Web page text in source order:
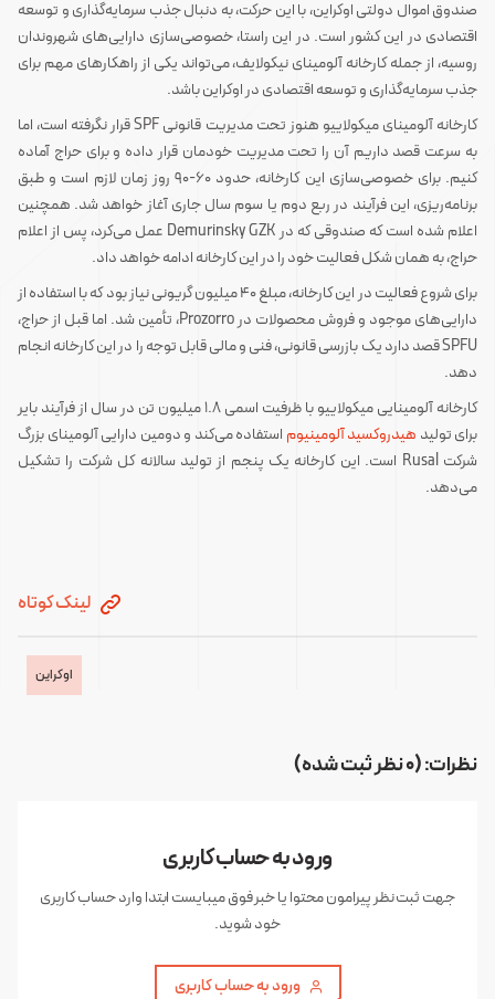
صندوق اموال دولتی اوکراین، با این حرکت، به دنبال جذب سرمایه‌گذاری و توسعه
اقتصادی در این کشور است. در این راستا، خصوصی‌سازی دارایی‌های شهروندان
روسیه، از جمله کارخانه آلومینای نیکولایف، می‌تواند یکی از راهکارهای مهم برای
جذب سرمایه‌گذاری و توسعه اقتصادی در اوکراین باشد.
کارخانه آلومینای میکولاییو هنوز تحت مدیریت قانونی SPF قرار نگرفته است، اما
به سرعت قصد داریم آن را تحت مدیریت خودمان قرار داده و برای حراج آماده
کنیم. برای خصوصی‌سازی این کارخانه، حدود 60-90 روز زمان لازم است و طبق
برنامه‌ریزی، این فرآیند در ربع دوم یا سوم سال جاری آغاز خواهد شد. همچنین
اعلام شده است که صندوقی که در Demurinsky GZK عمل می‌کرد، پس از اعلام
حراج، به همان شکل فعالیت خود را در این کارخانه ادامه خواهد داد.
برای شروع فعالیت در این کارخانه، مبلغ 40 میلیون گریونی نیاز بود که با استفاده از
دارایی‌های موجود و فروش محصولات در Prozorro، تأمین شد. اما قبل از حراج،
SPFU قصد دارد یک بازرسی قانونی، فنی و مالی قابل توجه را در این کارخانه انجام
دهد.
کارخانه آلومینایی میکولاییو با ظرفیت اسمی 1.8 میلیون تن در سال از فرآیند بایر
برای تولید هیدروکسید آلومینیوم استفاده می‌کند و دومین دارایی آلومینای بزرگ
شرکت Rusal است. این کارخانه یک پنجم از تولید سالانه کل شرکت را تشکیل
می‌دهد.
لینک کوتاه
اوکراین
نظرات: (0 نظر ثبت شده)
ورود به حساب کاربری
جهت ثبت نظر پیرامون محتوا یا خبر فوق میبایست ابتدا وارد حساب کاربری
خود شوید.
ورود به حساب کاربری